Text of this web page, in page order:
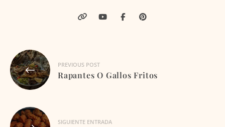
Navegación
de
entradas
PREVIOUS POST
Rapantes O Gallos Fritos
SIGUIENTE ENTRADA